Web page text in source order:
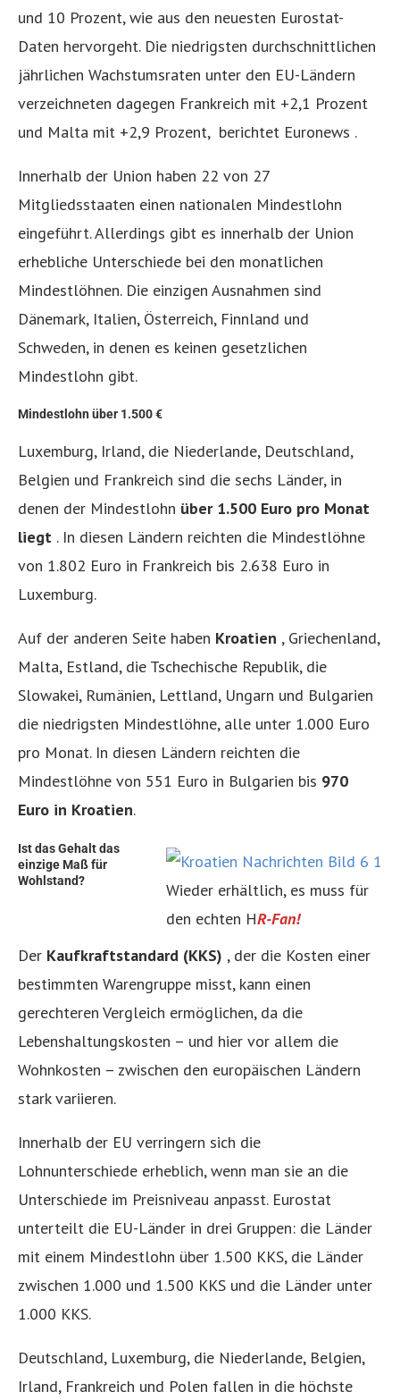
und 10 Prozent, wie aus den neuesten Eurostat-
Daten hervorgeht. Die niedrigsten durchschnittlichen
jährlichen Wachstumsraten unter den EU-Ländern
verzeichneten dagegen Frankreich mit +2,1 Prozent
und Malta mit +2,9 Prozent, berichtet Euronews .
Innerhalb der Union haben 22 von 27
Mitgliedsstaaten einen nationalen Mindestlohn
eingeführt. Allerdings gibt es innerhalb der Union
erhebliche Unterschiede bei den monatlichen
Mindestlöhnen. Die einzigen Ausnahmen sind
Dänemark, Italien, Österreich, Finnland und
Schweden, in denen es keinen gesetzlichen
Mindestlohn gibt.
Mindestlohn über 1.500 €
Luxemburg, Irland, die Niederlande, Deutschland,
Belgien und Frankreich sind die sechs Länder, in
denen der Mindestlohn über 1.500 Euro pro Monat
liegt . In diesen Ländern reichten die Mindestlöhne
von 1.802 Euro in Frankreich bis 2.638 Euro in
Luxemburg.
Auf der anderen Seite haben Kroatien , Griechenland,
Malta, Estland, die Tschechische Republik, die
Slowakei, Rumänien, Lettland, Ungarn und Bulgarien
die niedrigsten Mindestlöhne, alle unter 1.000 Euro
pro Monat. In diesen Ländern reichten die
Mindestlöhne von 551 Euro in Bulgarien bis 970
Euro in Kroatien.
Wieder erhältlich, es muss für
den echten HR-Fan!
Ist das Gehalt das
einzige Maß für
Wohlstand?
Der Kaufkraftstandard (KKS) , der die Kosten einer
bestimmten Warengruppe misst, kann einen
gerechteren Vergleich ermöglichen, da die
Lebenshaltungskosten – und hier vor allem die
Wohnkosten – zwischen den europäischen Ländern
stark variieren.
Innerhalb der EU verringern sich die
Lohnunterschiede erheblich, wenn man sie an die
Unterschiede im Preisniveau anpasst. Eurostat
unterteilt die EU-Länder in drei Gruppen: die Länder
mit einem Mindestlohn über 1.500 KKS, die Länder
zwischen 1.000 und 1.500 KKS und die Länder unter
1.000 KKS.
Deutschland, Luxemburg, die Niederlande, Belgien,
Irland, Frankreich und Polen fallen in die höchste